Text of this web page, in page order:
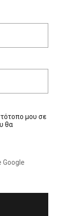
μου σε
θα
Google